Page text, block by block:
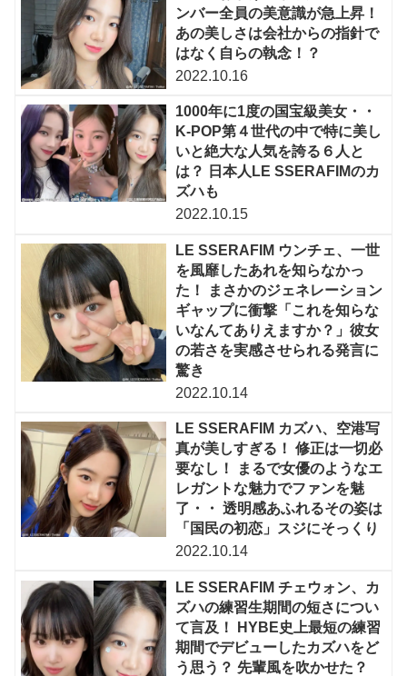
ンバー全員の美意識が急上昇！
あの美しさは会社からの指針で
はなく自らの執念！？
2022.10.16
1000年に1度の国宝級美女・・
K-POP第４世代の中で特に美し
いと絶大な人気を誇る６人と
は？ 日本人LE SSERAFIMのカ
ズハも
2022.10.15
LE SSERAFIM ウンチェ、一世
を風靡したあれを知らなかっ
た！ まさかのジェネレーション
ギャップに衝撃「これを知らな
いなんてありえますか？」彼女
の若さを実感させられる発言に
驚き
2022.10.14
LE SSERAFIM カズハ、空港写
真が美しすぎる！ 修正は一切必
要なし！ まるで女優のようなエ
レガントな魅力でファンを魅
了・・ 透明感あふれるその姿は
「国民の初恋」スジにそっくり
2022.10.14
LE SSERAFIM チェウォン、カ
ズハの練習生期間の短さについ
て言及！ HYBE史上最短の練習
期間でデビューしたカズハをど
う思う？ 先輩風を吹かせた？